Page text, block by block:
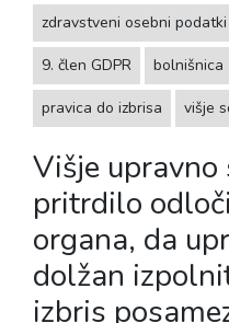
zdravstveni osebni podatki
9. člen GDPR bolnišnica
pravica do izbrisa višje
Višje upravno
pritrdilo
organa, da
dolžan
izbris